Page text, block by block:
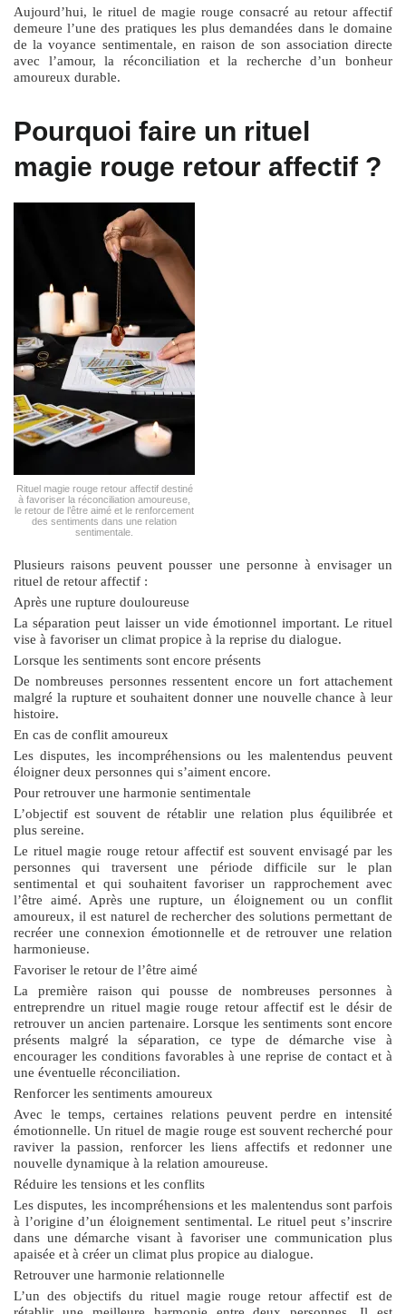
Aujourd’hui, le rituel de magie rouge consacré au retour affectif
demeure l’une des pratiques les plus demandées dans le domaine
de la voyance sentimentale, en raison de son association directe
avec l’amour, la réconciliation et la recherche d’un bonheur
amoureux durable.
Pourquoi faire un rituel
magie rouge retour affectif ?
Rituel magie rouge retour affectif destiné
à favoriser la réconciliation amoureuse,
le retour de l’être aimé et le renforcement
des sentiments dans une relation
sentimentale.
Plusieurs raisons peuvent pousser une personne à envisager un
rituel de retour affectif :
Après une rupture douloureuse
La séparation peut laisser un vide émotionnel important. Le rituel
vise à favoriser un climat propice à la reprise du dialogue.
Lorsque les sentiments sont encore présents
De nombreuses personnes ressentent encore un fort attachement
malgré la rupture et souhaitent donner une nouvelle chance à leur
histoire.
En cas de conflit amoureux
Les disputes, les incompréhensions ou les malentendus peuvent
éloigner deux personnes qui s’aiment encore.
Pour retrouver une harmonie sentimentale
L’objectif est souvent de rétablir une relation plus équilibrée et
plus sereine.
Le rituel magie rouge retour affectifest souvent envisagé par les
personnes qui traversent une période difficile sur le plan
sentimental et qui souhaitent favoriser un rapprochement avec
l’être aimé. Après une rupture, un éloignement ou un conflit
amoureux, il est naturel de rechercher des solutions permettant de
recréer une connexion émotionnelle et de retrouver une relation
harmonieuse.
Favoriser le retour de l’être aimé
La première raison qui pousse de nombreuses personnes à
entreprendre un rituel magie rouge retour affectifest le désir de
retrouver un ancien partenaire. Lorsque les sentiments sont encore
présents malgré la séparation, ce type de démarche vise à
encourager les conditions favorables à une reprise de contact et à
une éventuelle réconciliation.
Renforcer les sentiments amoureux
Avec le temps, certaines relations peuvent perdre en intensité
émotionnelle. Un rituel de magie rouge est souvent recherché pour
raviver la passion, renforcer les liens affectifs et redonner une
nouvelle dynamique à la relation amoureuse.
Réduire les tensions et les conflits
Les disputes, les incompréhensions et les malentendus sont parfois
à l’origine d’un éloignement sentimental. Le rituel peut s’inscrire
dans une démarche visant à favoriser une communication plus
apaisée et à créer un climat plus propice au dialogue.
Retrouver une harmonie relationnelle
L’un des objectifs du rituel magie rouge retour affectif est de